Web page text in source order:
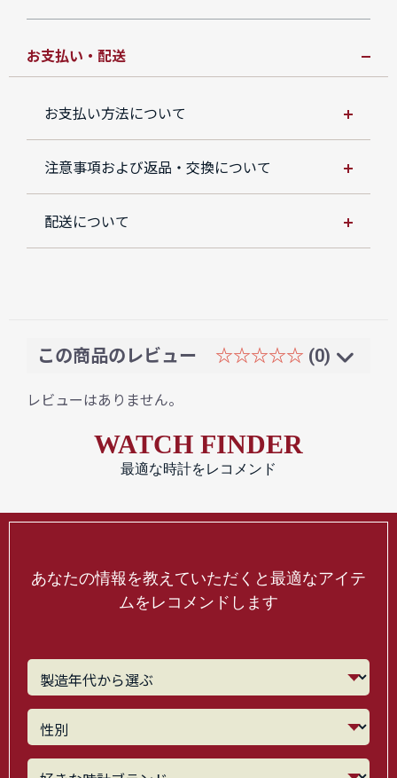
お支払い・配送
お支払い方法について
注意事項および返品・交換について
配送について
この商品のレビュー ☆☆☆☆☆ (0)
レビューはありません。
WATCH FINDER
最適な時計をレコメンド
あなたの情報を教えていただくと最適なアイテ
ムをレコメンドします